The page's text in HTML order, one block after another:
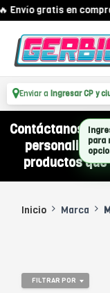
Envío gratis en
Enviar a Ingresar CP y
Contáctanos por
productos
Inicio Marca
FILTRAR POR
para